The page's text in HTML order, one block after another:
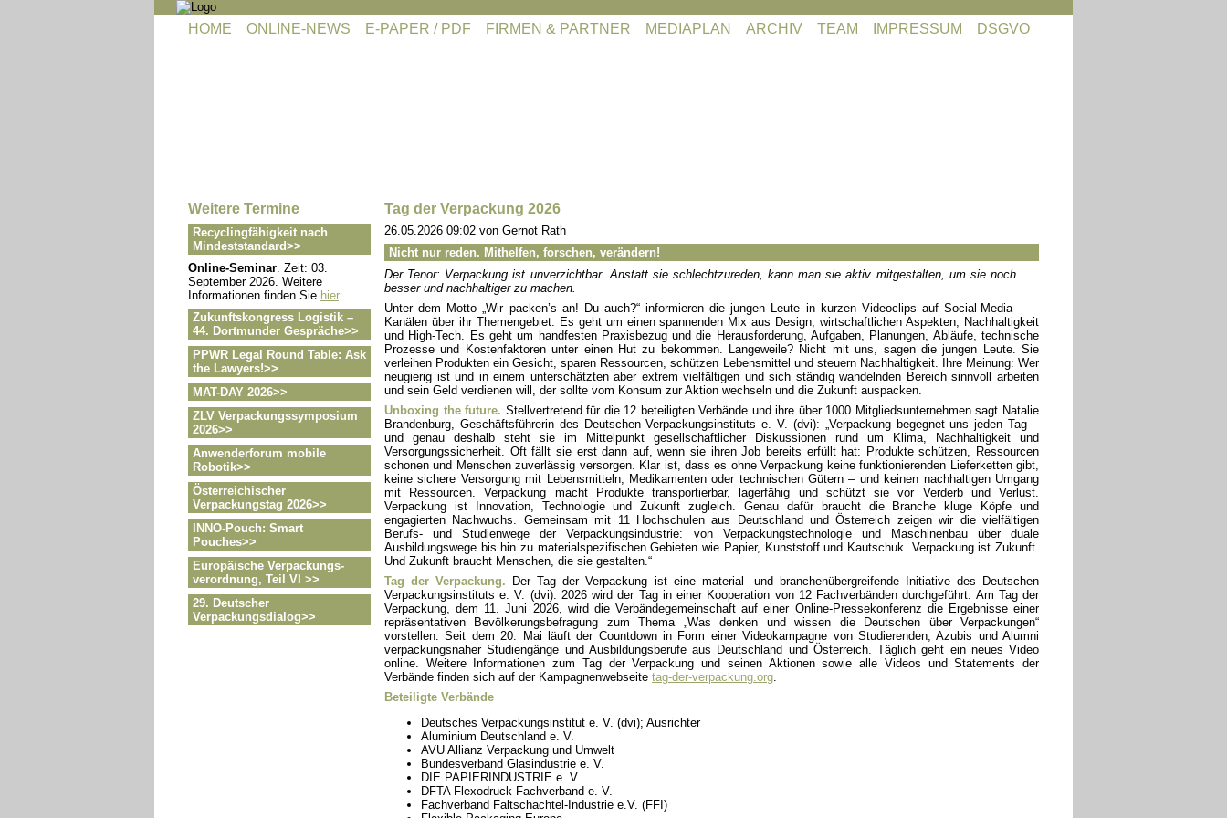
Navigation
überspringen
HOME ONLINE-NEWS E-PAPER / PDF FIRMEN & PARTNER MEDIAPLAN ARCHIV TEAM IMPRESSUM DSGVO
Tag der Verpackung 2026
26.05.2026 09:02 von Gernot Rath
Nicht nur reden. Mithelfen, forschen, verändern!
Der Tenor: Verpackung ist unverzichtbar. Anstatt sie schlechtzureden, kann man sie aktiv mitgestalten, um sie noch
besser und nachhaltiger zu machen.
Unter dem Motto „Wir packen’s an! Du auch?“ informieren die jungen Leute in kurzen Videoclips auf Social-Media-
Kanälen über ihr Themengebiet. Es geht um einen spannenden Mix aus Design, wirtschaftlichen Aspekten, Nachhaltigkeit
und High-Tech. Es geht um handfesten Praxisbezug und die Herausforderung, Aufgaben, Planungen, Abläufe, technische
Prozesse und Kostenfaktoren unter einen Hut zu bekommen. Langeweile? Nicht mit uns, sagen die jungen Leute. Sie
verleihen Produkten ein Gesicht, sparen Ressourcen, schützen Lebensmittel und steuern Nachhaltigkeit. Ihre Meinung: Wer
neugierig ist und in einem unterschätzten aber extrem vielfältigen und sich ständig wandelnden Bereich sinnvoll arbeiten
und sein Geld verdienen will, der sollte vom Konsum zur Aktion wechseln und die Zukunft auspacken.
Unboxing the future. Stellvertretend für die 12 beteiligten Verbände und ihre über 1000 Mitgliedsunternehmen sagt Natalie
Brandenburg, Geschäftsführerin des Deutschen Verpackungsinstituts e. V. (dvi): „Verpackung begegnet uns jeden Tag –
und genau deshalb steht sie im Mittelpunkt gesellschaftlicher Diskussionen rund um Klima, Nachhaltigkeit und
Versorgungssicherheit. Oft fällt sie erst dann auf, wenn sie ihren Job bereits erfüllt hat: Produkte schützen, Ressourcen
schonen und Menschen zuverlässig versorgen. Klar ist, dass es ohne Verpackung keine funktionierenden Lieferketten gibt,
keine sichere Versorgung mit Lebensmitteln, Medikamenten oder technischen Gütern – und keinen nachhaltigen Umgang
mit Ressourcen. Verpackung macht Produkte transportierbar, lagerfähig und schützt sie vor Verderb und Verlust.
Verpackung ist Innovation, Technologie und Zukunft zugleich. Genau dafür braucht die Branche kluge Köpfe und
engagierten Nachwuchs. Gemeinsam mit 11 Hochschulen aus Deutschland und Österreich zeigen wir die vielfältigen
Berufs- und Studienwege der Verpackungsindustrie: von Verpackungstechnologie und Maschinenbau über duale
Ausbildungswege bis hin zu materialspezifischen Gebieten wie Papier, Kunststoff und Kautschuk. Verpackung ist Zukunft.
Und Zukunft braucht Menschen, die sie gestalten.“
Tag der Verpackung.
Der Tag der Verpackung ist eine material- und branchenübergreifende Initiative des Deutschen
Verpackungsinstituts e. V. (dvi). 2026 wird der Tag in einer Kooperation von 12 Fachverbänden durchgeführt. Am Tag der
Verpackung, dem 11. Juni 2026, wird die Verbändegemeinschaft auf einer Online-Pressekonferenz die Ergebnisse einer
repräsentativen Bevölkerungsbefragung zum Thema „Was denken und wissen die Deutschen über Verpackungen“
vorstellen. Seit dem 20. Mai läuft der Countdown in Form einer Videokampagne von Studierenden, Azubis und Alumni
verpackungsnaher Studiengänge und Ausbildungsberufe aus Deutschland und Österreich. Täglich geht ein neues Video
online. Weitere Informationen zum Tag der Verpackung und seinen Aktionen sowie alle Videos und Statements der
Verbände finden sich auf der Kampagnenwebseite tag-der-verpackung.org.
Beteiligte Verbände
Deutsches Verpackungsinstitut e. V. (dvi); Ausrichter
Aluminium Deutschland e. V.
AVU Allianz Verpackung und Umwelt
Bundesverband Glasindustrie e. V.
DIE PAPIERINDUSTRIE e. V.
DFTA Flexodruck Fachverband e. V.
Fachverband Faltschachtel-Industrie e.V. (FFI)
Weitere Termine
Recyclingfähigkeit nach
Mindeststandard>>
Online-Seminar. Zeit: 03.
September 2026. Weitere
Informationen finden Sie hier.
Zukunftskongress Logistik –
44. Dortmunder Gespräche>>
PPWR Legal Round Table: Ask
the Lawyers!>>
MAT-DAY 2026>>
ZLV Verpackungssymposium
2026>>
Anwenderforum mobile
Robotik>>
Österreichischer
Verpackungstag 2026>>
INNO-Pouch: Smart
Pouches>>
Europäische Verpackungs-
verordnung, Teil VI >>
29. Deutscher
Verpackungsdialog>>